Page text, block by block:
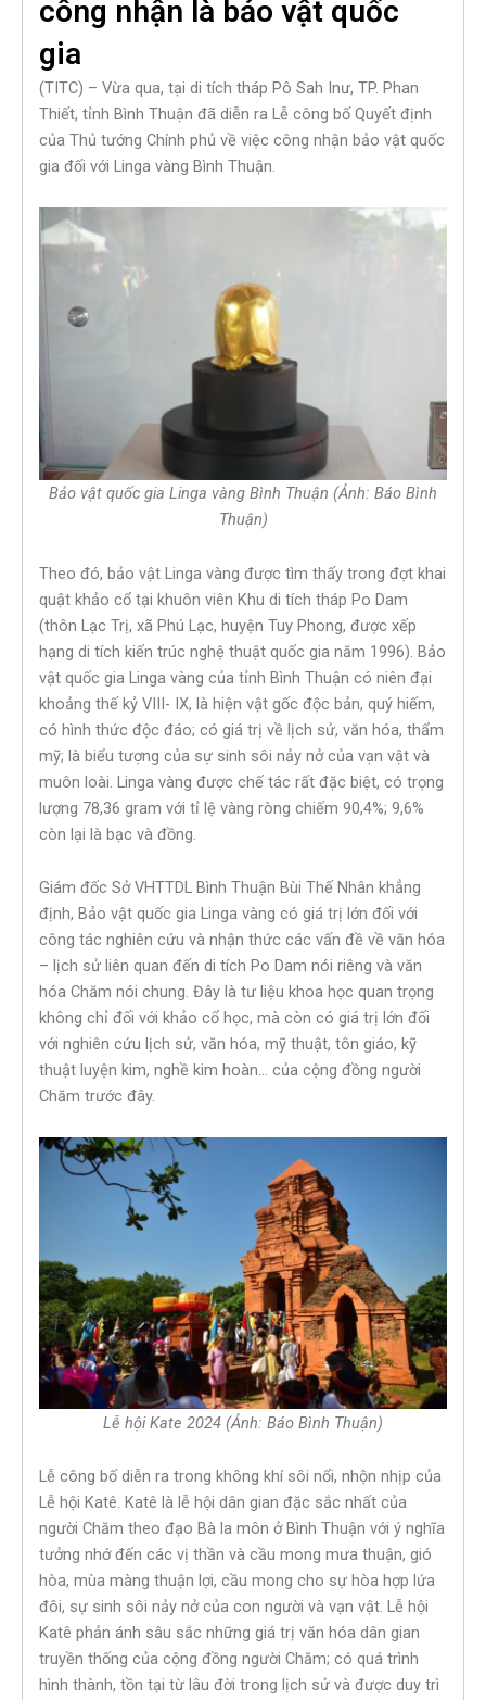
công nhận là bảo vật quốc
gia
(TITC) – Vừa qua, tại di tích tháp Pô Sah Inư, TP. Phan
Thiết, tỉnh Bình Thuận đã diễn ra Lễ công bố Quyết định
của Thủ tướng Chính phủ về việc công nhận bảo vật quốc
gia đối với Linga vàng Bình Thuận.
Bảo vật quốc gia Linga vàng Bình Thuận (Ảnh: Báo Bình
Thuận)
Theo đó, bảo vật Linga vàng được tìm thấy trong đợt khai
quật khảo cổ tại khuôn viên Khu di tích tháp Po Dam
(thôn Lạc Trị, xã Phú Lạc, huyện Tuy Phong, được xếp
hạng di tích kiến trúc nghệ thuật quốc gia năm 1996). Bảo
vật quốc gia Linga vàng của tỉnh Bình Thuận có niên đại
khoảng thế kỷ VIII- IX, là hiện vật gốc độc bản, quý hiếm,
có hình thức độc đáo; có giá trị về lịch sử, văn hóa, thẩm
mỹ; là biểu tượng của sự sinh sôi nảy nở của vạn vật và
muôn loài. Linga vàng được chế tác rất đặc biệt, có trọng
lượng 78,36 gram với tỉ lệ vàng ròng chiếm 90,4%; 9,6%
còn lại là bạc và đồng.
Giám đốc Sở VHTTDL Bình Thuận Bùi Thế Nhân khẳng
định, Bảo vật quốc gia Linga vàng có giá trị lớn đối với
công tác nghiên cứu và nhận thức các vấn đề về văn hóa
– lịch sử liên quan đến di tích Po Dam nói riêng và văn
hóa Chăm nói chung. Đây là tư liệu khoa học quan trọng
không chỉ đối với khảo cổ học, mà còn có giá trị lớn đối
với nghiên cứu lịch sử, văn hóa, mỹ thuật, tôn giáo, kỹ
thuật luyện kim, nghề kim hoàn… của cộng đồng người
Chăm trước đây.
Lễ hội Kate 2024 (Ảnh: Báo Bình Thuận)
Lễ công bố diễn ra trong không khí sôi nổi, nhộn nhịp của
Lễ hội Katê. Katê là lễ hội dân gian đặc sắc nhất của
người Chăm theo đạo Bà la môn ở Bình Thuận với ý nghĩa
tưởng nhớ đến các vị thần và cầu mong mưa thuận, gió
hòa, mùa màng thuận lợi, cầu mong cho sự hòa hợp lứa
đôi, sự sinh sôi nảy nở của con người và vạn vật. Lễ hội
Katê phản ánh sâu sắc những giá trị văn hóa dân gian
truyền thống của cộng đồng người Chăm; có quá trình
hình thành, tồn tại từ lâu đời trong lịch sử và được duy trì